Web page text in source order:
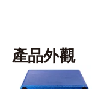
產品外觀